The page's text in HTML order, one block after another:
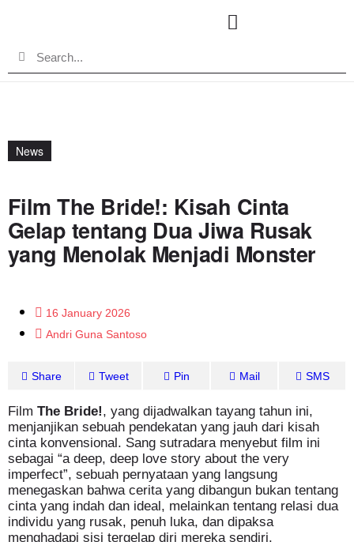
News
Film The Bride!: Kisah Cinta
Gelap tentang Dua Jiwa Rusak
yang Menolak Menjadi Monster
16 January 2026
Andri Guna Santoso
Share Tweet Pin Mail SMS
Film The Bride!, yang dijadwalkan tayang tahun ini,
menjanjikan sebuah pendekatan yang jauh dari kisah
cinta konvensional. Sang sutradara menyebut film ini
sebagai “a deep, deep love story about the very
imperfect”, sebuah pernyataan yang langsung
menegaskan bahwa cerita yang dibangun bukan tentang
cinta yang indah dan ideal, melainkan tentang relasi dua
individu yang rusak, penuh luka, dan dipaksa
menghadapi sisi tergelap diri mereka sendiri.